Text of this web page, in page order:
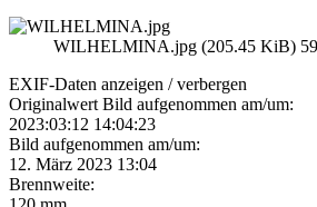
WILHELMINA.jpg (205.45 KiB)
EXIF-Daten anzeigen / verbergen
Originalwert Bild aufgenommen am/um:
2023:03:12 14:04:23
Bild aufgenommen am/um:
12. März 2023 13:04
Brennweite: